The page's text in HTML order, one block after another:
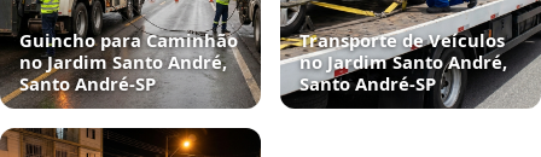
Guincho para Caminhão
no Jardim Santo André,
Santo André‑SP
Transporte de Veículos
no Jardim Santo André,
Santo André‑SP